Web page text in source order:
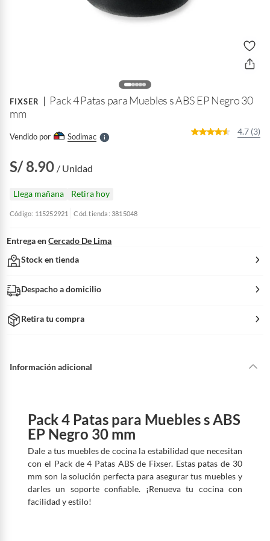
FIXSER
Pack 4 Patas para Muebles s ABS EP Negro 30
mm
Vendido por SodimacS
e
4.7 (3)
S/ 8.90 / Unidad
Llega mañana Retira hoy
Código: 115252921 Cód. tienda: 3815048
Entrega en Cercado De Lima
Stock en tienda
Despacho a domicilio
Retira tu compra
Información adicional
Pack 4 Patas para Muebles s ABS
EP Negro 30 mm
Dale a tus muebles de cocina la estabilidad que necesitan
con el Pack de 4 Patas ABS de Fixser. Estas patas de 30
mm son la solución perfecta para asegurar tus muebles y
darles un soporte confiable. ¡Renueva tu cocina con
facilidad y estilo!